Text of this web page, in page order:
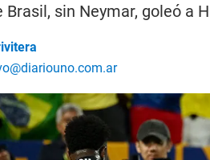
Brasil, sin Neymar, goleó a